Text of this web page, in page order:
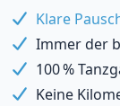
Klare
Immer der
100 %
Keine